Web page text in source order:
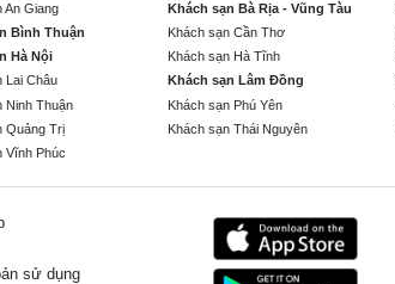
An Giang Khách sạn Bà Rịa - Vũng Tàu
Bình Thuận
Khách sạn Cần Thơ
Hà Nội
Khách sạn Hà Tĩnh
Lai Châu
Khách sạn Lâm Đồng
Ninh Thuận
Khách sạn Phú Yên
Quảng Trị
Khách sạn Thái Nguyên
Vĩnh Phúc
sử dụng